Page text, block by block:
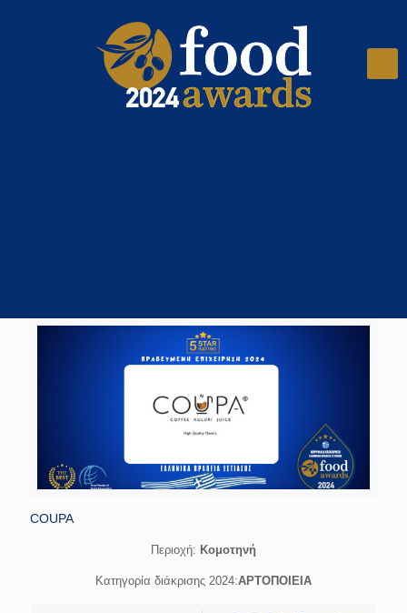
COUPA
Περιοχή: Κομοτηνή
Κατηγορία διάκρισης 2024:ΑΡΤΟΠΟΙΕΙΑ